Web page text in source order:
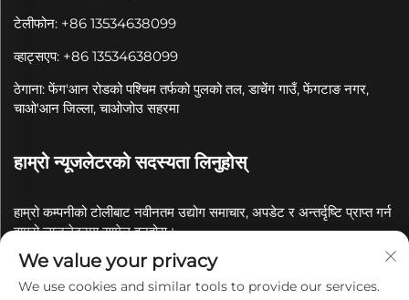
टेलीफोन: +86 13534638099
व्हाट्सएप: +86 13534638099
ठेगाना: फेंग'आन रोडको पश्चिम तर्फको पुलको तल, डाचेंग गाउँ, फेंगटाङ नगर,
चाओ'आन जिल्ला, चाओजोउ सहरमा
हाम्रो न्यूजलेटरको सदस्यता लिनुहोस्
हाम्रो कम्पनीको टोलीबाट नवीनतम उद्योग समाचार, अपडेट र अन्तर्दृष्टि प्राप्त गर्न
हाम्रो न्यूजलेटरमा सामेल हुनुहोस्।
सदस्यता लिनुहोस्
We value your privacy
We use cookies and similar tools to provide our services.